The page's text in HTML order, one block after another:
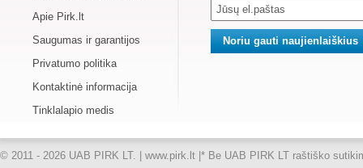
Apie Pirk.lt
Saugumas ir garantijos
Privatumo politika
Kontaktinė informacija
Tinklalapio medis
© 2011 - 2026 UAB PIRK LT. | www.pirk.lt |* Be UAB PIRK LT raštiško